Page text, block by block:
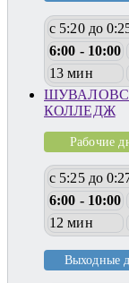
с 5:20 до
6:00 - 10:00
13 мин
КОЛЛЕДЖ
Рабочие
с 5:25 до
6:00 - 10:00
12 мин
Выходные